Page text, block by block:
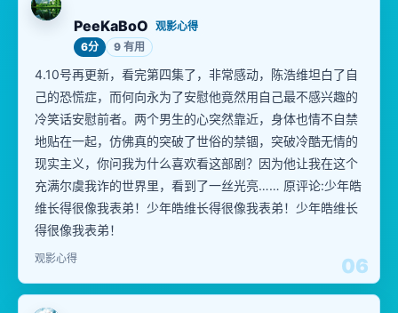
06
PeeKaBoO 观影心得
6分
9 有用
4.10号再更新，看完第四集了，非常感动，陈浩维坦白了自
己的恐慌症，而何向永为了安慰他竟然用自己最不感兴趣的
冷笑话安慰前者。两个男生的心突然靠近，身体也情不自禁
地贴在一起，仿佛真的突破了世俗的禁锢，突破冷酷无情的
现实主义，你问我为什么喜欢看这部剧？因为他让我在这个
充满尔虞我诈的世界里，看到了一丝光亮…… 原评论:少年皓
维长得很像我表弟！少年皓维长得很像我表弟！少年皓维长
得很像我表弟！
观影心得